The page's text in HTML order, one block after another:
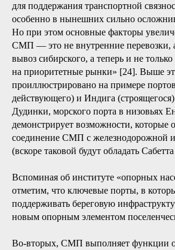
нынешнего СМП, но поморы предпочитали
Белого моря в Баренцево: чтобы не
севера по морю, они пересекали его с запада
Чёшский волок, образованный реками
которых в их верхнем течении проходят
Следует также подчеркнуть, что для
материком — это не только «северный
оборудования, запчастей и
компаний добывающих отраслей это
продукции, в том числе экспорт:
для поддержания транспортной
особенно в нынешних сильно
Но при этом основные факторы
СМП — это не внутренние перевозки,
на приоритетные рынки» [24]. Выше